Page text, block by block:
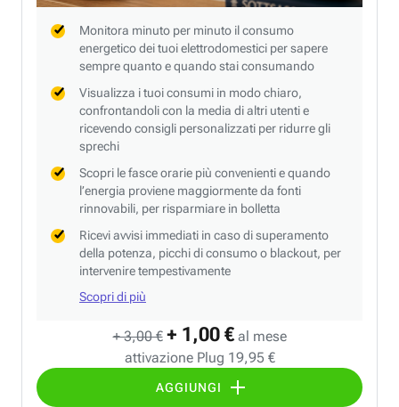
+ 3,00 € + 1,00 € al mese
attivazione Plug 19,95 €
AGGIUNGI
Monitora minuto per minuto il consumo
energetico dei tuoi elettrodomestici per sapere
sempre quanto e quando stai consumando
Visualizza i tuoi consumi in modo chiaro,
confrontandoli con la media di altri utenti e
ricevendo consigli personalizzati per ridurre gli
sprechi
Scopri le fasce orarie più convenienti e quando
l’energia proviene maggiormente da fonti
rinnovabili, per risparmiare in bolletta
Ricevi avvisi immediati in caso di superamento
della potenza, picchi di consumo o blackout, per
intervenire tempestivamente
Scopri di più